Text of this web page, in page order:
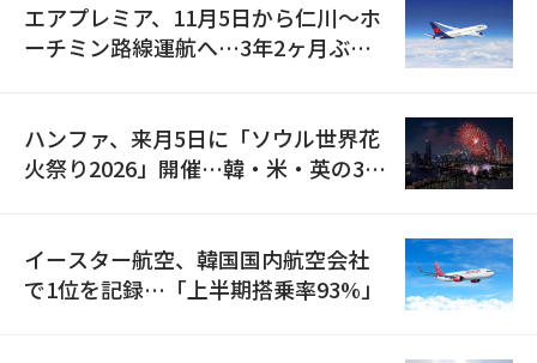
エアプレミア、11月5日から仁川〜ホ
ーチミン路線運航へ…3年2ヶ月ぶり
ハンファ、来月5日に「ソウル世界花
火祭り2026」開催…韓・米・英の3カ
イースター航空、韓国国内航空会社
で1位を記録…「上半期搭乗率93%」